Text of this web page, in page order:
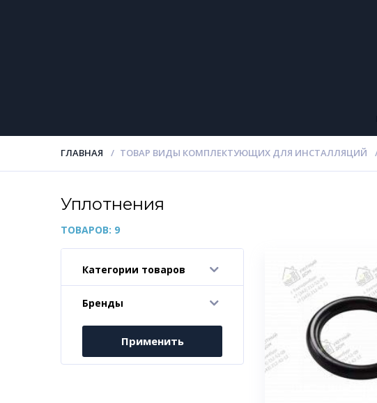
ГЛАВНАЯ ТОВАР ВИДЫ КОМПЛЕКТУЮЩИХ ДЛЯ ИНСТАЛЛЯЦИЙ
Уплотнения
ТОВАРОВ: 9
Категории товаров
-
Бренды
-
Применить